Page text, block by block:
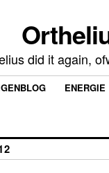
did it again,
ENERGIE